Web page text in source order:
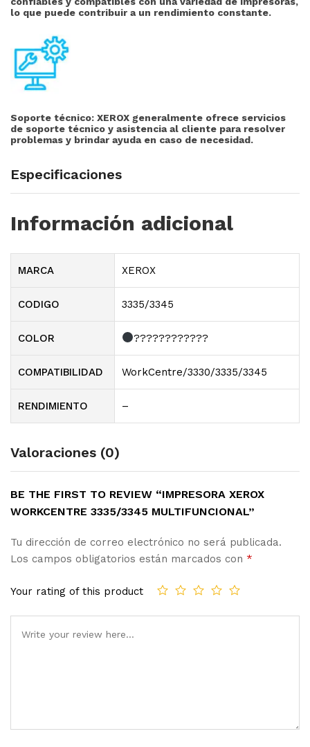
lo que puede contribuir a un rendimiento constante.
Soporte técnico: XEROX generalmente ofrece servicios
de soporte técnico y asistencia al cliente para resolver
problemas y brindar ayuda en caso de necesidad.
Especificaciones
Información adicional
MARCA XEROX
CODIGO 3335/3345
COLOR ????????????
COMPATIBILIDAD WorkCentre/3330/3335/3345
RENDIMIENTO –
Valoraciones (0)
BE THE FIRST TO REVIEW “IMPRESORA XEROX
WORKCENTRE 3335/3345 MULTIFUNCIONAL”
Tu dirección de correo electrónico no será publicada.
Los campos obligatorios están marcados con *
Your rating of this product